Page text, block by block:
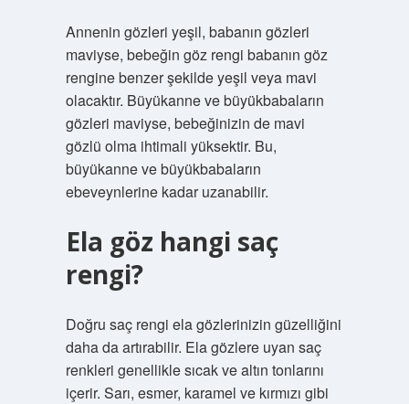
Annenin gözleri yeşil, babanın gözleri
maviyse, bebeğin göz rengi babanın göz
rengine benzer şekilde yeşil veya mavi
olacaktır. Büyükanne ve büyükbabaların
gözleri maviyse, bebeğinizin de mavi
gözlü olma ihtimali yüksektir. Bu,
büyükanne ve büyükbabaların
ebeveynlerine kadar uzanabilir.
Ela göz hangi saç
rengi?
Doğru saç rengi ela gözlerinizin güzelliğini
daha da artırabilir. Ela gözlere uyan saç
renkleri genellikle sıcak ve altın tonlarını
içerir. Sarı, esmer, karamel ve kırmızı gibi